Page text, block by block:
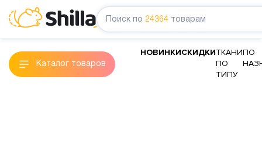
Поиск по 24364 товарам
Каталог товаров
НОВИНКИСКИДКИТКАНИ
ПО
ТИПУ
ПО